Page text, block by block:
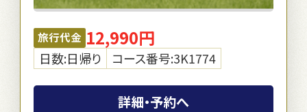
旅行代金 12,990円
日数:日帰り コース番号:3K1774
詳細・予約へ